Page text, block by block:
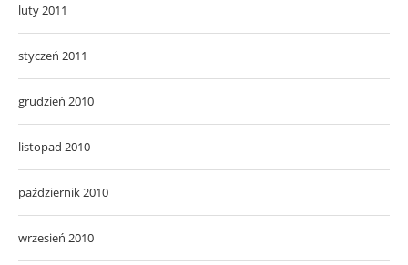
luty 2011
styczeń 2011
grudzień 2010
listopad 2010
październik 2010
wrzesień 2010